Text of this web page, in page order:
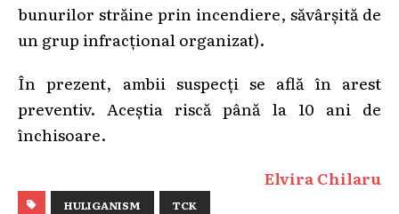
bunurilor străine prin incendiere, săvârșită de
un grup infracțional organizat).
În prezent, ambii suspecți se află în arest
preventiv. Aceștia riscă până la 10 ani de
închisoare.
Elvira Chilaru
HULIGANISM TCK